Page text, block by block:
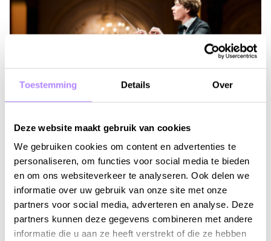
Toestemming Details Over
Deze website maakt gebruik van cookies
We gebruiken cookies om content en advertenties te
personaliseren, om functies voor social media te bieden
en om ons websiteverkeer te analyseren. Ook delen we
informatie over uw gebruik van onze site met onze
partners voor social media, adverteren en analyse. Deze
partners kunnen deze gegevens combineren met andere
informatie die u aan ze heeft verstrekt of die ze hebben
WO 16 SEPTEMBER 2026 - 20:15
Concertgebouworkest & Klaus
Mäkelä: Berlioz' Symphonie
fantastique